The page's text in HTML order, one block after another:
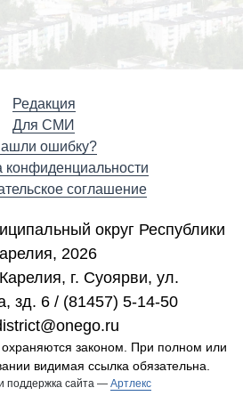
Редакция
Для СМИ
ошибку?
конфиденциальности
соглашение
округ Республики
2026
г. Cуоярви, ул.
зд. 6 / (81457) 5-14-50
законом. При полном или
видимая ссылка обязательна.
поддержка сайта — Артлекс